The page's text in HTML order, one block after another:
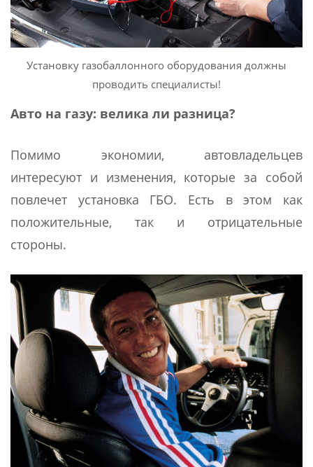
Установку газобаллонного оборудования должны
проводить специалисты!
Авто на газу: велика ли разница?
Помимо экономии, автовладельцев
интересуют и изменения, которые за собой
повлечет установка ГБО. Есть в этом как
положительные, так и отрицательные
стороны.